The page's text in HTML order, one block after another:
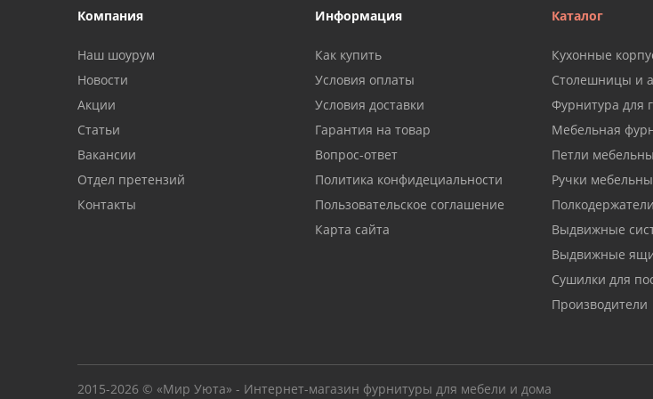
Компания
Наш шоурум
Новости
Акции
Статьи
Вакансии
Отдел претензий
Контакты
Информация
Как купить
Условия оплаты
Условия доставки
Гарантия на товар
Вопрос-ответ
Политика конфидециальности
Пользовательское соглашение
Карта сайта
Каталог
Кухонные
Столешницы и
Фурнитура для
Мебельная
Петли
Ручки
Полкодержатели
Выдвижные
Выдвижные
Сушилки для
Производители
2015-2026 © «Мир Уюта» - Интернет-магазин фурнитуры для мебели и дома